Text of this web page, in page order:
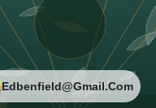
Edbenfield@gmail.com